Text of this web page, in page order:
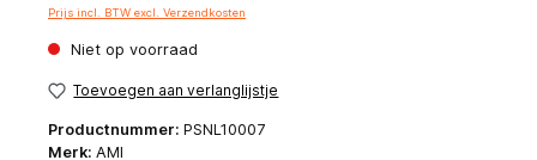
Prijs incl. BTW excl. Verzendkosten
Niet op voorraad
Toevoegen aan verlanglijstje
Productnummer: PSNL10007
Merk: AMI